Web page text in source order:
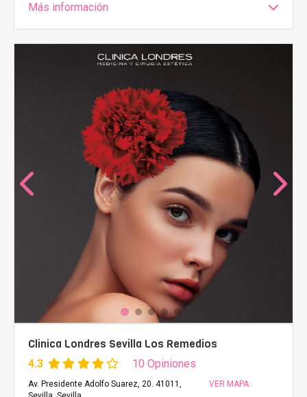
Más información
Clinica Londres Sevilla Los Remedios
4.3 10 Opiniones
Av. Presidente Adolfo Suarez, 20. 41011,
VER MAPA